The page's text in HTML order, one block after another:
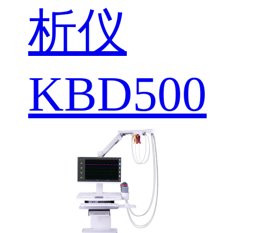
析仪
KBD500